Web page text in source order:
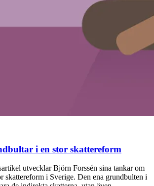
i en stor skattereform
utvecklar Björn Forssén sina tankar om
skattereform i Sverige. Den ena grundbulten i